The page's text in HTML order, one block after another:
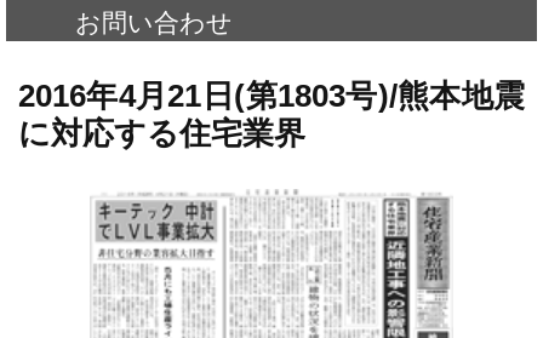
お問い合わせ
2016年4月21日(第1803号)/熊本地震
に対応する住宅業界